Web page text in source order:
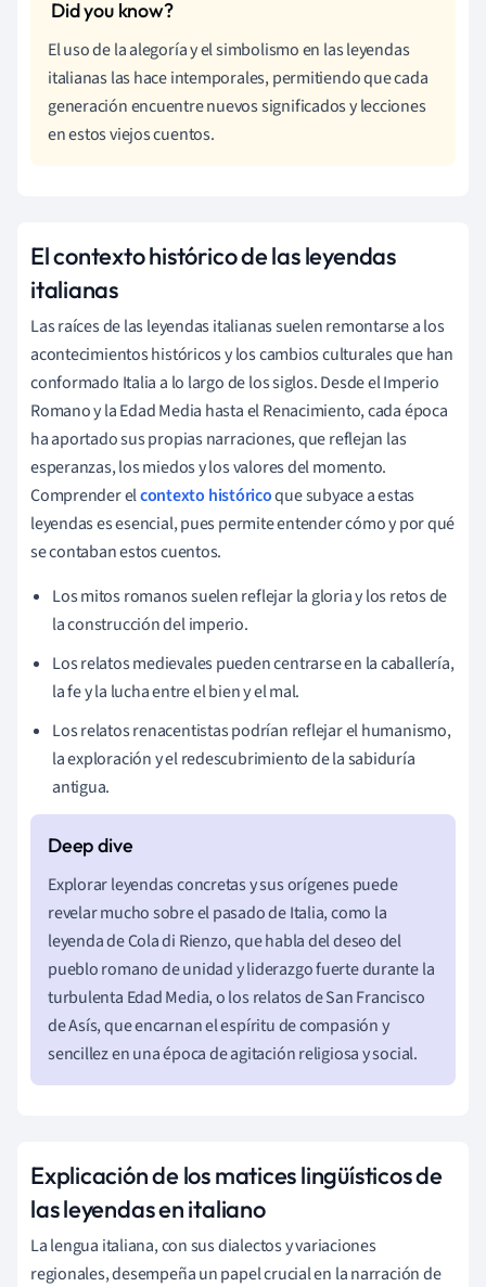
El uso de la alegoría y el simbolismo en las leyendas
italianas las hace intemporales, permitiendo que cada
generación encuentre nuevos significados y lecciones
en estos viejos cuentos.
El contexto histórico de las leyendas
italianas
Las raíces de las leyendas italianas suelen remontarse a los
acontecimientos históricos y los cambios culturales que han
conformado Italia a lo largo de los siglos. Desde el Imperio
Romano y la Edad Media hasta el Renacimiento, cada época
ha aportado sus propias narraciones, que reflejan las
esperanzas, los miedos y los valores del momento.
Comprender elcontexto históricoque subyace a estas
leyendas es esencial, pues permite entender cómo y por qué
se contaban estos cuentos.
Los mitos romanos suelen reflejar la gloria y los retos de
la construcción del imperio.
Los relatos medievales pueden centrarse en la caballería,
la fe y la lucha entre el bien y el mal.
Los relatos renacentistas podrían reflejar el humanismo,
la exploración y el redescubrimiento de la sabiduría
antigua.
Explorar leyendas concretas y sus orígenes puede
revelar mucho sobre el pasado de Italia, como la
leyenda de Cola di Rienzo, que habla del deseo del
pueblo romano de unidad y liderazgo fuerte durante la
turbulenta Edad Media, o los relatos de San Francisco
de Asís, que encarnan el espíritu de compasión y
sencillez en una época de agitación religiosa y social.
Explicación de los matices lingüísticos de
las leyendas en italiano
La lengua italiana, con sus dialectos y variaciones
regionales, desempeña un papel crucial en la narración de